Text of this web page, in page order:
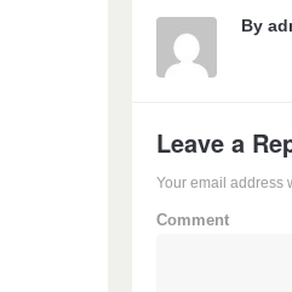
By
Leave a
Your email address
Comment